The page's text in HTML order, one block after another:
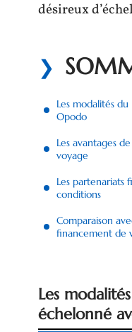
désireux
Les modalités
Opodo
Les avantages
voyage
Les partenariats
conditions
Comparaison
financement de
Les
échelonné